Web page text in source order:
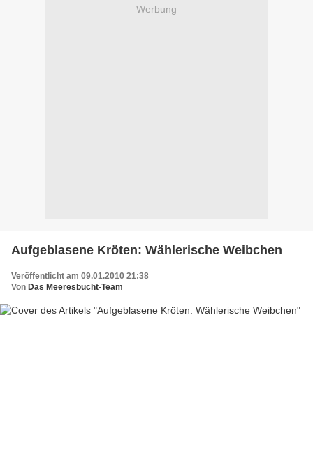
Werbung
Aufgeblasene Kröten: Wählerische Weibchen
Veröffentlicht am 09.01.2010 21:38
Von Das Meeresbucht-Team